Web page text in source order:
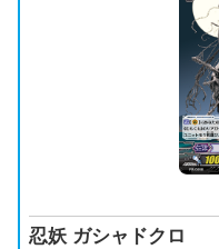
忍妖 ガシャドクロ